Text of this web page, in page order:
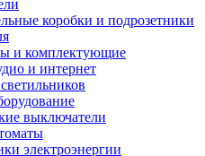
коробки и подрозетники
и комплектующие
и интернет
выключатели
электроэнергии